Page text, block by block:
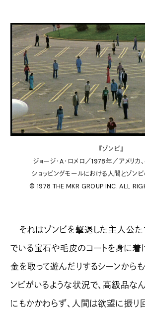
『ゾンビ』
ジョージ・A・ロメロ／1978年／アメリカ
ショッピングモールにおける人間とゾンビ
© 1978 THE MKR GROUP INC. ALL
それはゾンビを撃退した主人公た
でいる宝石や毛皮のコートを身に着
金を取って遊んだりするシーンから
ンビがいるような状況で、高級品な
にもかかわらず、人間は欲望に振り